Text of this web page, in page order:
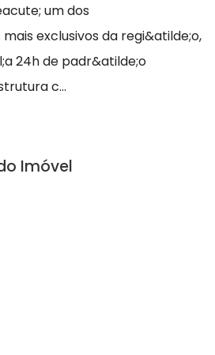
um dos
exclusivos da regi&atilde;o,
24h de padr&atilde;o
c...
Imóvel